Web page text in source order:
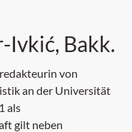
Ivkić, Bakk.
von
an der Universität
als
gilt neben